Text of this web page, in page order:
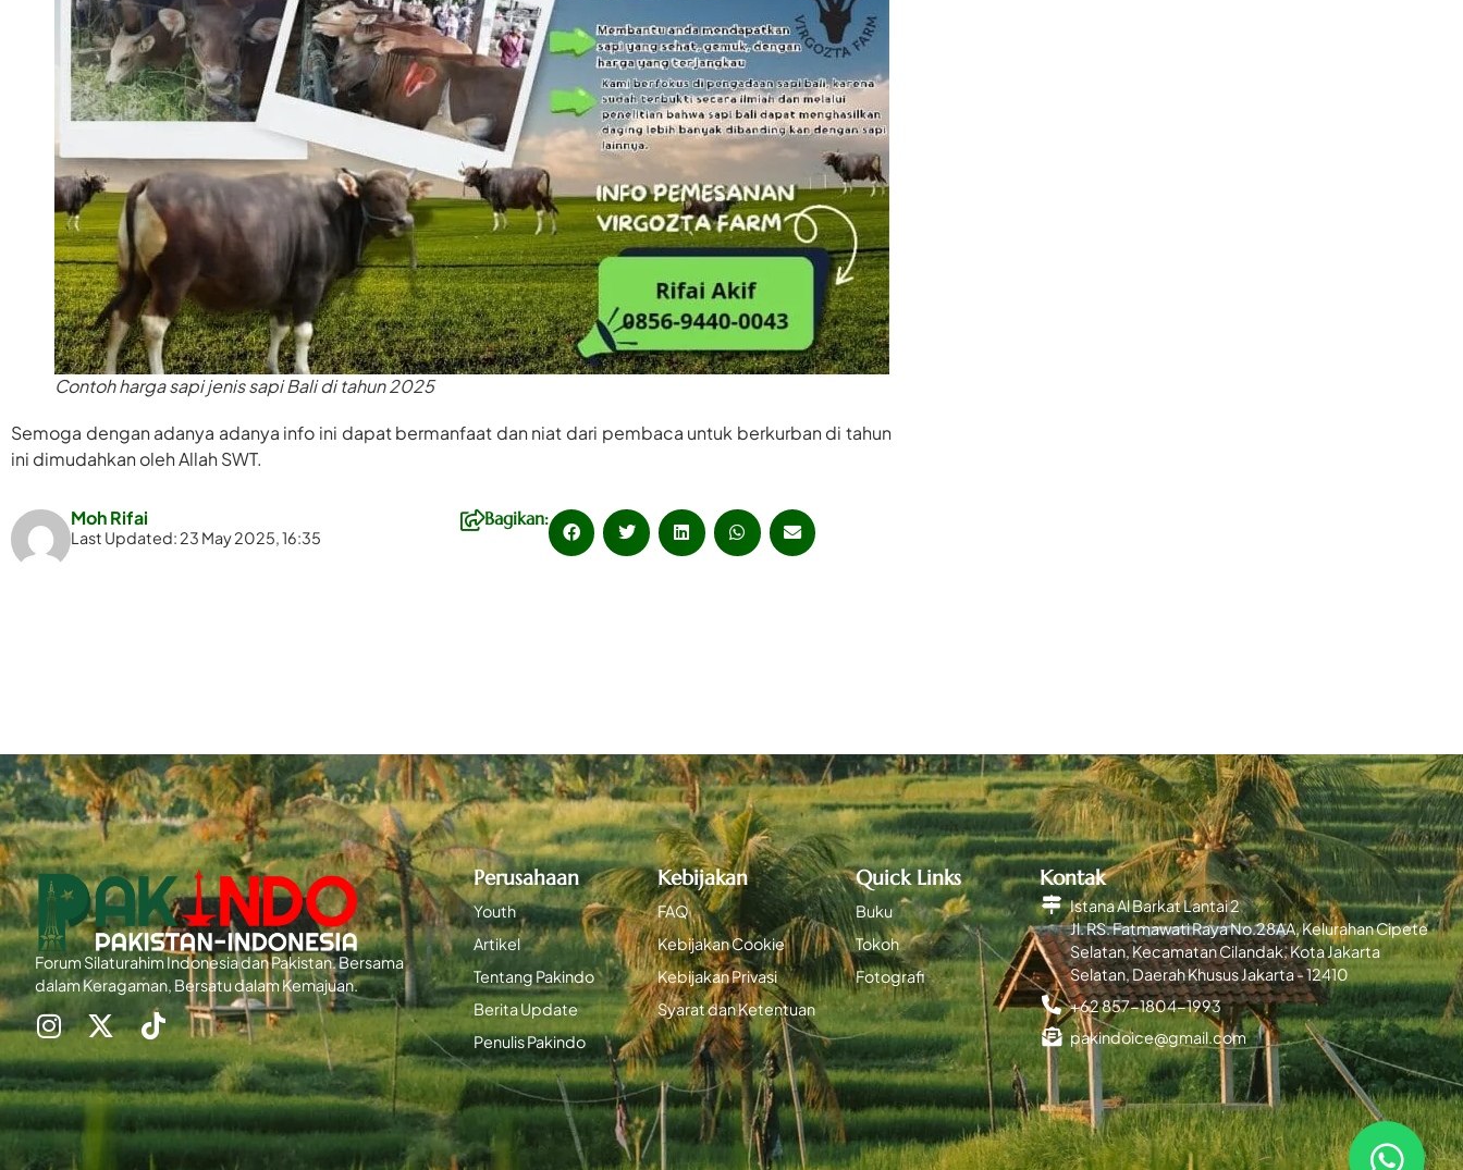
Contoh harga sapi jenis sapi Bali di tahun 2025
Semoga dengan adanya adanya info ini dapat bermanfaat dan niat dari pembaca untuk berkurban di tahun
ini dimudahkan oleh Allah SWT.
Moh Rifai
Last Updated: 23 May 2025, 16:35
Bagikan:
Forum Silaturahim Indonesia dan Pakistan. Bersama
dalam Keragaman, Bersatu dalam Kemajuan.
Perusahaan
Youth
Artikel
Tentang Pakindo
Berita Update
Penulis Pakindo
Kebijakan
FAQ
Kebijakan Cookie
Kebijakan Privasi
Syarat dan Ketentuan
Quick Links
Buku
Tokoh
Fotografi
Kontak
Istana Al Barkat Lantai 2
Jl. RS. Fatmawati Raya No.28AA, Kelurahan Cipete
Selatan, Kecamatan Cilandak, Kota Jakarta
Selatan, Daerah Khusus Jakarta - 12410
+62 857-1804-1993
pakindoice@gmail.com